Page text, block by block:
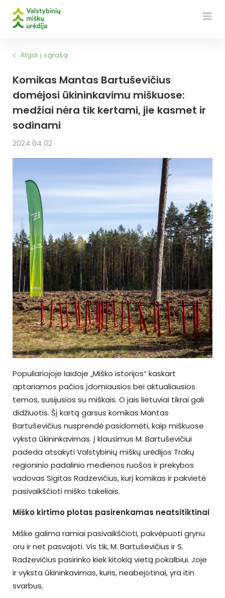
2024 04 02
Komikas Mantas Bartuševičius
domėjosi ūkininkavimu miškuose:
medžiai nėra tik kertami, jie kasmet ir
sodinami
Atgal į sąrašą
Populiariojoje laidoje „Miško istorijos“ kaskart
aptariamos pačios įdomiausios bei aktualiausios
temos, susijusios su miškais. O jais lietuviai tikrai gali
didžiuotis. Šį kartą garsus komikas Mantas
Bartuševičius nusprendė pasidomėti, kaip miškuose
vyksta ūkininkavimas. Į klausimus M. Bartuševičiui
padeda atsakyti Valstybinių miškų urėdijos Trakų
regioninio padalinio medienos ruošos ir prekybos
vadovas Sigitas Radzevičius, kurį komikas ir pakvietė
pasivaikščioti miško takeliais.
Miško kirtimo plotas pasirenkamas neatsitiktinai
Miške galima ramiai pasivaikščioti, pakvėpuoti grynu
oru ir net pasvajoti. Vis tik, M. Bartuševičius ir S.
Radzevičius pasirinko kiek kitokią vietą pokalbiui. Joje
ir vyksta ūkininkavimas, kuris, neabejotinai, yra itin
svarbus.